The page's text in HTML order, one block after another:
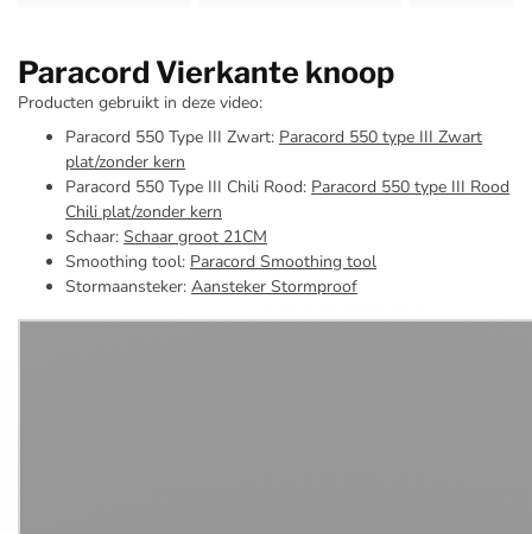
Paracord Vierkante knoop
Producten gebruikt in deze video:
Paracord 550 Type III Zwart: Paracord 550 type III Zwart
plat/zonder kern
Paracord 550 Type III Chili Rood: Paracord 550 type III Rood
Chili plat/zonder kern
Schaar: Schaar groot 21CM
Smoothing tool: Paracord Smoothing tool
Stormaansteker: Aansteker Stormproof